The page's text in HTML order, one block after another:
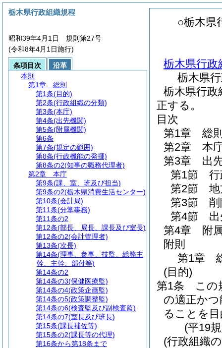
○栃木県
栃木県行政
栃木県
栃木県行政
正する。
目次
第1章
総
第2章
本
第3章
出
第1節
第2節
第3節
第4節
第4章
附
附則
第1章
(目的)
第1条
この
の適正か
ることを
(平19
(行政組織
栃木県行政組織規程
昭和39年4月1日 規則第27号
(令和8年4月1日施行)
条項目次
沿革
本則
第1章
総則
第1条(目的)
第2条(行政組織の分類)
第3条(本庁)
第4条(出先機関)
第5条(附属機関)
第6条
第7条(規定の範囲)
第8条(行政機能の発揮)
第8条の2(知事の職務代理者)
第2章
本庁
第9条(課、室、班及び担当)
第9条の2(栃木県消費生活センター)
第10条(会計局)
第11条(分掌事務)
第11条の2
第12条(部長、局長、課長及び室長)
第12条の2(会計管理者)
第13条(次長)
第14条(理事、参事、技監、総務主
幹、主幹、部付等)
第14条の2
第14条の3(保健医療監)
第14条の4(政策企画監)
第14条の5(政策調整監)
第14条の6(検査監及び副検査監)
第14条の7(室長及び班長)
第15条(課長補佐等)
第15条の2(課長等の代理)
第16条から第18条まで